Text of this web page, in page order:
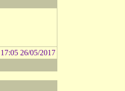
17:05 26/05/2017